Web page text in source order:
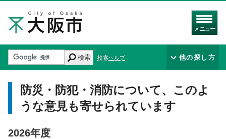
メニュー
検索 検索ヘルプ 他の探し方
防災・防犯・消防について、このよ
うな意見も寄せられています
2026年度